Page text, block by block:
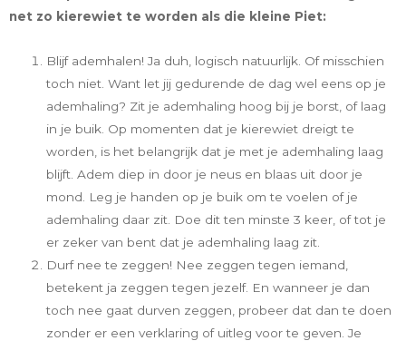
net zo kierewiet te worden als die kleine Piet:
Blijf ademhalen! Ja duh, logisch natuurlijk. Of misschien
toch niet. Want let jij gedurende de dag wel eens op je
ademhaling? Zit je ademhaling hoog bij je borst, of laag
in je buik. Op momenten dat je kierewiet dreigt te
worden, is het belangrijk dat je met je ademhaling laag
blijft. Adem diep in door je neus en blaas uit door je
mond. Leg je handen op je buik om te voelen of je
ademhaling daar zit. Doe dit ten minste 3 keer, of tot je
er zeker van bent dat je ademhaling laag zit.
Durf nee te zeggen! Nee zeggen tegen iemand,
betekent ja zeggen tegen jezelf. En wanneer je dan
toch nee gaat durven zeggen, probeer dat dan te doen
zonder er een verklaring of uitleg voor te geven. Je